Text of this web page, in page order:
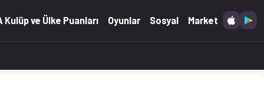
Kulüp ve Ülke Puanları Oyunlar Sosyal Market